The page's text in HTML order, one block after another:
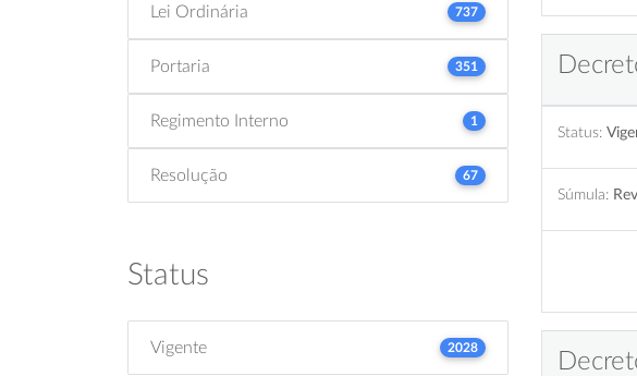
Lei Ordinária 737
Portaria 351
Regimento Interno 1
Resolução 67
Status
Vigente 2028
Status:
Súmula: